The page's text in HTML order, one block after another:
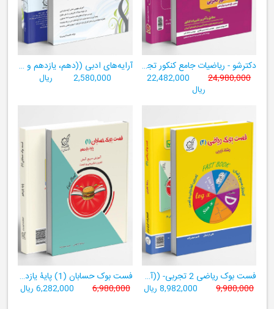
دکترشو - ریاضیات جامع کنکور تجربی - دهم،یازدهم،دوازدهم - جلد یک (درسنامه، تست، آزمون)
24,980,000
22,482,000
ریال
آرایه‌های ادبی ((دهم، یازدهم و دوازدهم کلیه رشته‌‌ها))
2,580,000 ریال
فست بوک ریاضی 2 تجربی- ((آموزش سریع، آسان و کامل ریاضی پایۀ یازدهم))
9,980,000 8,982,000 ریال
فست بوک حسابان (1) پایۀ یازدهم
6,980,000 6,282,000 ریال